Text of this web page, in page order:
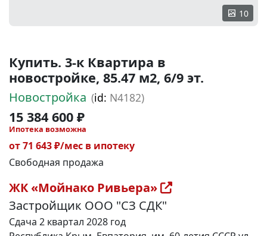
10
Купить. 3-к Квартира в
новостройке, 85.47 м2, 6/9 эт.
Новостройка (id: N4182)
15 384 600 ₽
Ипотека возможна
от 71 643 ₽/мес в ипотеку
Свободная продажа
ЖК «Мойнако Ривьера»
Застройщик ООО "СЗ СДК"
Сдача 2 квартал 2028 год